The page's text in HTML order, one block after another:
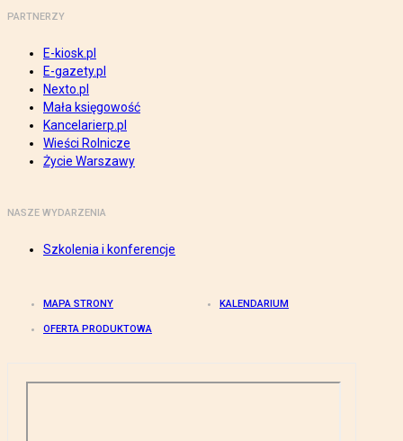
PARTNERZY
E-kiosk.pl
E-gazety.pl
Nexto.pl
Mała księgowość
Kancelarierp.pl
Wieści Rolnicze
Życie Warszawy
NASZE WYDARZENIA
Szkolenia i konferencje
MAPA STRONY KALENDARIUM
OFERTA PRODUKTOWA